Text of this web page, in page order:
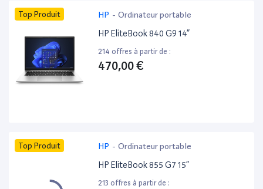
Top Produit HP - Ordinateur portable
HP EliteBook 840 G9 14”
214 offres à partir de :
470,00 €
Top Produit HP - Ordinateur portable
HP EliteBook 855 G7 15”
213 offres à partir de :